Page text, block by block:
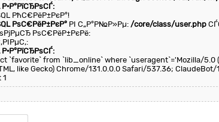
Р·Р°РїСЂРѕСЃ:
РћС€РёР±РєР°!
РѕС€РёР±РєР° РІ С„Р°Р№Р»Рµ:/core/class/user.php
РѕС€РёР±РєРё:
Р·Р°РїСЂРѕСЃ:
`favorite` from `lib_online` where `useragent`='Mozilla/
like Gecko) Chrome/131.0.0.0 Safari/537.36;
1